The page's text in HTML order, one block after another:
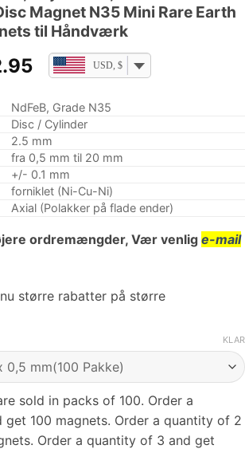
Magnet N35 Mini Rare Earth
til Håndværk
Prisklasse:
$1.95
ved
$32.95
USD, $
NdFeB, Grade N35
Disc / Cylinder
2.5 mm
fra 0,5 mm til 20 mm
+/- 0.1 mm
forniklet (Ni-Cu-Ni)
Axial (Polakker på flade ender)
ordremængder, Vær venlig e-mail
større rabatter på større
KLAR
sold in packs of 100. Order a
get 100 magnets. Order a quantity of 2
Order a quantity of 3 and get